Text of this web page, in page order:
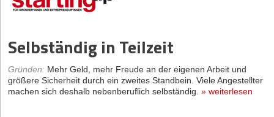
Selbständig in Teilzeit
Gründen: Mehr Geld, mehr Freude an der eigenen Arbeit und
größere Sicherheit durch ein zweites Standbein. Viele Angestellter
machen sich deshalb nebenberuflich selbständig. » weiterlesen